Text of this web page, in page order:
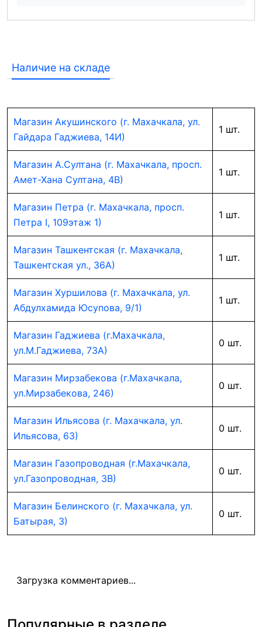
Наличие на складе
Магазин Акушинского (г. Махачкала, ул.
Гайдара Гаджиева, 14И)
1 шт.
Магазин А.Султана (г. Махачкала, просп.
Амет-Хана Султана, 4В)
1 шт.
Магазин Петра (г. Махачкала, просп.
Петра I, 109этаж 1)
1 шт.
Магазин Ташкентская (г. Махачкала,
Ташкентская ул., 36А)
1 шт.
Магазин Хуршилова (г. Махачкала, ул.
Абдулхамида Юсупова, 9/1)
1 шт.
Магазин Гаджиева (г.Махачкала,
ул.М.Гаджиева, 73А)
0 шт.
Магазин Мирзабекова (г.Махачкала,
ул.Мирзабекова, 246)
0 шт.
Магазин Ильясова (г. Махачкала, ул.
Ильясова, 63)
0 шт.
Магазин Газопроводная (г.Махачкала,
ул.Газопроводная, 3В)
0 шт.
Магазин Белинского (г. Махачкала, ул.
Батырая, 3)
0 шт.
Загрузка комментариев...